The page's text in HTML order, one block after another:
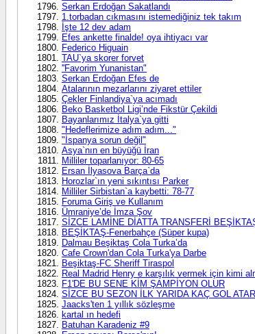
Serkan Erdoğan Sakatlandı
1.torbadan cıkmasını istemediğiniz tek takım
İşte 12 dev adam
Efes ankette finalde! oya ihtiyacı var
Federico Higuain
TAU`ya skorer forvet
''Favorim Yunanistan"
Serkan Erdoğan Efes de
Atalarının mezarlarını ziyaret ettiler
Çekler Finlandiya`ya acımadı
Beko Basketbol Ligi’nde Fikstür Çekildi
Bayanlarımız İtalya`ya gitti
"Hedeflerimize adım adım..."
"İspanya sorun değil"
Asya`nın en büyüğü İran
Milliler toparlanıyor: 80-65
Ersan İlyasova Barça`da
Horozlar`ın yeni sıkıntısı Parker
Milliler Sirbistan`a kaybetti: 78-77
Foruma Giriş ve Kullanım
Ümraniye’de İmza Şov
SİZCE LAMİNE DİATTA TRANSFERİ
BEŞİKTAŞ-Fenerbahçe (Süper kupa)
Dalmau Beşiktaş Cola Turka’da
Cafe Crown'dan Cola Turka'ya Darbe
Beşiktaş-FC Sheriff Tiraspol
Real Madrid Henry e karşılık vermek için kimi
F1'DE BU SENE KİM ŞAMPİYON OLUR
SİZCE BU SEZON İLK YARIDA KAÇ GOL
Jaacks'ten 1 yıllık sözleşme
kartal ın hedefi
Batuhan Karadeniz #9